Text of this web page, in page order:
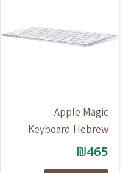
Apple Magic
Keyboard Hebrew
₪465